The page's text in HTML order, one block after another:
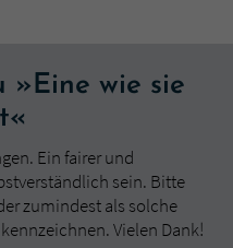
»Eine wie sie
Ein fairer und
sein. Bitte
zumindest als solche
Vielen Dank!